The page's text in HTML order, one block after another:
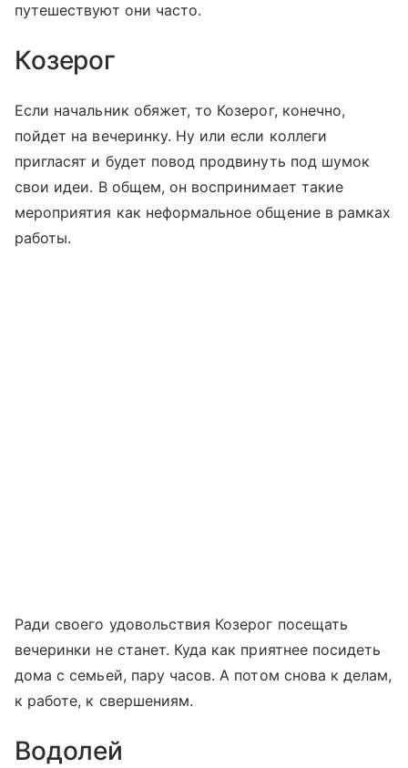
путешествуют они часто.
Козерог
Если начальник обяжет, то Козерог, конечно,
пойдет на вечеринку. Ну или если коллеги
пригласят и будет повод продвинуть под шумок
свои идеи. В общем, он воспринимает такие
мероприятия как неформальное общение в рамках
работы.
Ради своего удовольствия Козерог посещать
вечеринки не станет. Куда как приятнее посидеть
дома с семьей, пару часов. А потом снова к делам,
к работе, к свершениям.
Водолей